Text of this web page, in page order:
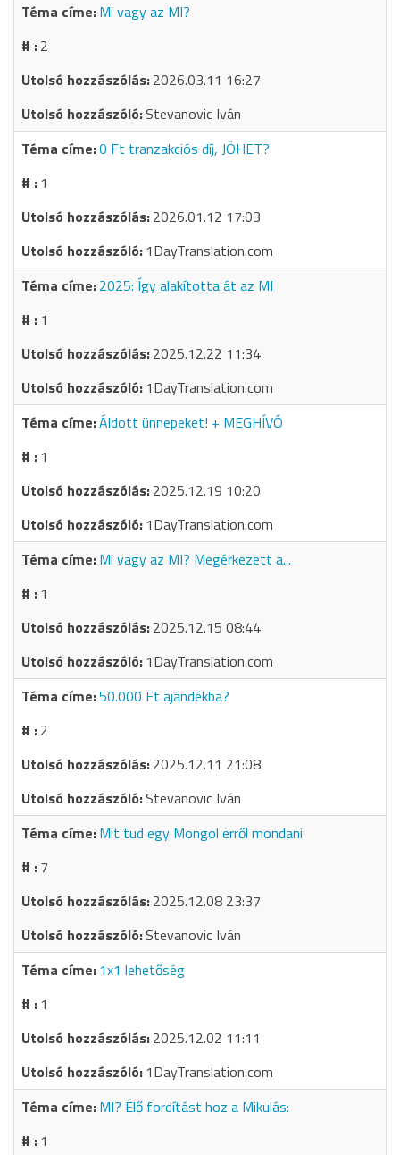
Mi vagy az MI?
2
2026.03.11 16:27
Stevanovic Iván
0 Ft tranzakciós díj, JÖHET?
1
2026.01.12 17:03
1DayTranslation.com
2025: Így alakította át az MI
1
2025.12.22 11:34
1DayTranslation.com
Áldott ünnepeket! + MEGHÍVÓ
1
2025.12.19 10:20
1DayTranslation.com
Mi vagy az MI? Megérkezett a...
1
2025.12.15 08:44
1DayTranslation.com
50.000 Ft ajándékba?
2
2025.12.11 21:08
Stevanovic Iván
Mit tud egy Mongol erről mondani
7
2025.12.08 23:37
Stevanovic Iván
1x1 lehetőség
1
2025.12.02 11:11
1DayTranslation.com
MI? Élő fordítást hoz a Mikulás:
1